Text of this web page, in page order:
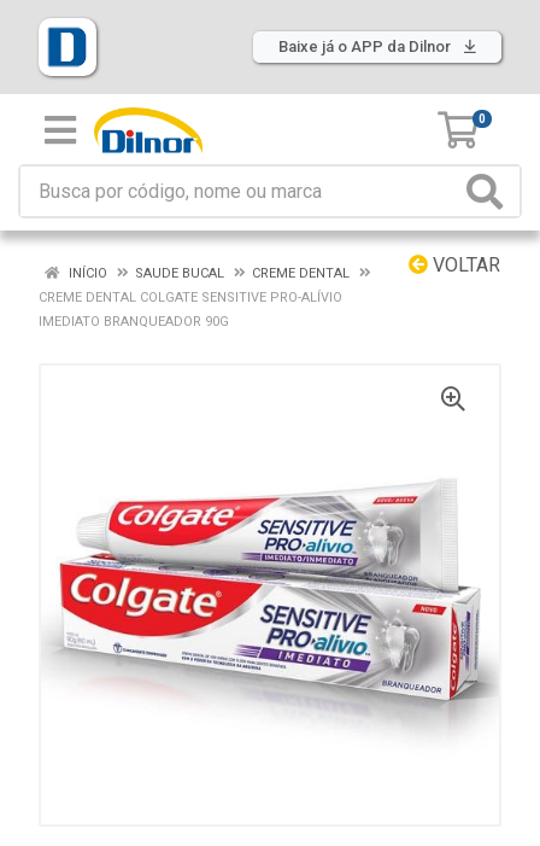
Baixe já o APP da Dilnor
0
VOLTAR
INÍCIO SAUDE BUCAL
CREME DENTAL
CREME DENTAL COLGATE SENSITIVE PRO-ALÍVIO
IMEDIATO BRANQUEADOR 90G